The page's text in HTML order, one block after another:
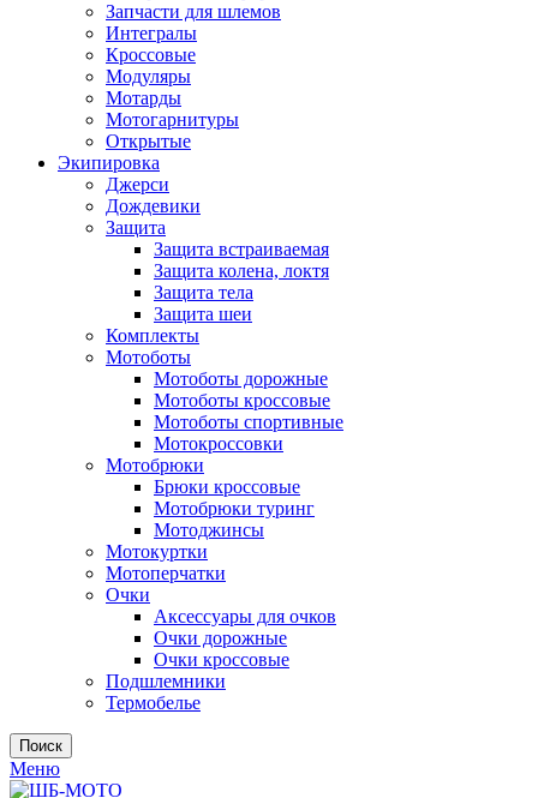
Запчасти для шлемов
Интегралы
Кроссовые
Модуляры
Мотарды
Мотогарнитуры
Открытые
Экипировка
Джерси
Дождевики
Защита
Защита встраиваемая
Защита колена, локтя
Защита тела
Защита шеи
Комплекты
Мотоботы
Мотоботы дорожные
Мотоботы кроссовые
Мотоботы спортивные
Мотокроссовки
Мотобрюки
Брюки кроссовые
Мотобрюки туринг
Мотоджинсы
Мотокуртки
Мотоперчатки
Очки
Аксессуары для очков
Очки дорожные
Очки кроссовые
Подшлемники
Термобелье
Поиск
Меню